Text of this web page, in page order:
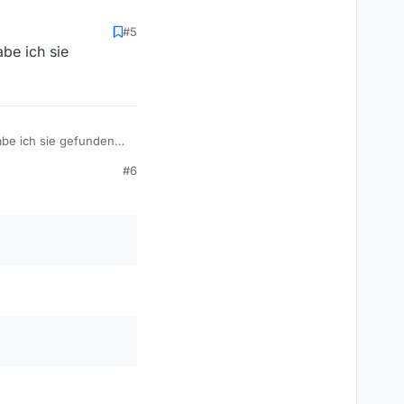
ist?
#5
ich sie
ich sie gefunden…
#6